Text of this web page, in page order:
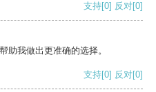
支持[0] 反对[0]
助我做出更准确的选择。
支持[0] 反对[0]